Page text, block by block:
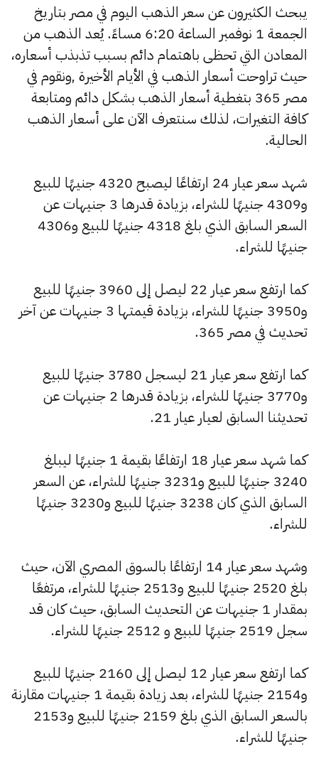
يبحث الكثيرون عن سعر الذهب اليوم في مصر بتاريخ
الجمعة 1 نوفمبر الساعة 6:20 مساءً. يُعد الذهب من
المعادن التي تحظى باهتمام دائم بسبب تذبذب أسعاره،
حيث تراوحت أسعار الذهب في الأيام الأخيرة ,ونقوم في
مصر 365 بتغطية أسعار الذهب بشكل دائم ومتابعة
كافة التغيرات، لذلك سنتعرف الآن على أسعار الذهب
الحالية.
شهد سعر عيار 24 ارتفاعًا ليصبح 4320 جنيهًا للبيع
و4309 جنيهًا للشراء، بزيادة قدرها 3 جنيهات عن
السعر السابق الذي بلغ 4318 جنيهًا للبيع و4306
جنيهًا للشراء.
كما ارتفع سعر عيار 22 ليصل إلى 3960 جنيهًا للبيع
و3950 جنيهًا للشراء، بزيادة قيمتها 3 جنيهات عن آخر
تحديث في مصر 365.
كما ارتفع سعر عيار 21 ليسجل 3780 جنيهًا للبيع
و3770 جنيهًا للشراء، بزيادة قدرها 2 جنيهات عن
تحديثنا السابق لعيار عيار 21.
كما شهد سعر عيار 18 ارتفاعًا بقيمة 1 جنيهًا ليبلغ
3240 جنيهًا للبيع و3231 جنيهًا للشراء، عن السعر
السابق الذي كان 3238 جنيهًا للبيع و3230 جنيهًا
للشراء.
وشهد سعر عيار 14 ارتفاعًا بالسوق المصري الآن، حيث
بلغ 2520 جنيهًا للبيع و2513 جنيهًا للشراء، مرتفعًا
بمقدار 1 جنيهات عن التحديث السابق، حيث كان قد
سجل 2519 جنيهًا للبيع و 2512 جنيهًا للشراء.
كما ارتفع سعر عيار 12 ليصل إلى 2160 جنيهًا للبيع
و2154 جنيهًا للشراء، بعد زيادة بقيمة 1 جنيهات مقارنة
بالسعر السابق الذي بلغ 2159 جنيهًا للبيع و2153
جنيهًا للشراء.